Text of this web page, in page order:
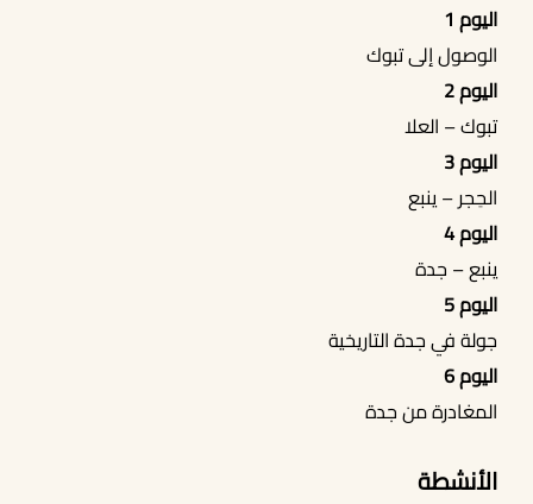
اليوم 1
الوصول إلى تبوك
اليوم 2
تبوك – العلا
اليوم 3
الحِجر – ينبع
اليوم 4
ينبع – جدة
اليوم 5
جولة في جدة التاريخية
اليوم 6
المغادرة من جدة
الأنشطة